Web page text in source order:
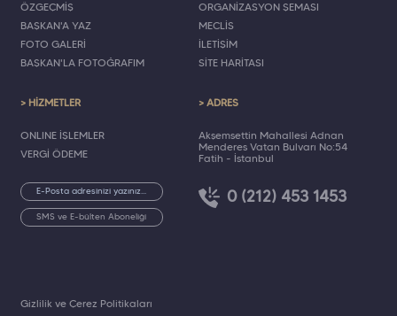
ÖZGEÇMİŞ
BAŞKAN'A YAZ
FOTO GALERİ
BAŞKAN'LA FOTOĞRAFIM
ORGANİZASYON ŞEMASI
MECLİS
İLETİŞİM
SİTE HARİTASI
> HİZMETLER
ONLINE İŞLEMLER
VERGİ ÖDEME
SMS ve E-bülten Aboneliği
> ADRES
Akşemsettin Mahallesi Adnan
Menderes Vatan Bulvarı No:54
Fatih - İstanbul
0 (212) 453 1453
Gizlilik ve Çerez Politikaları